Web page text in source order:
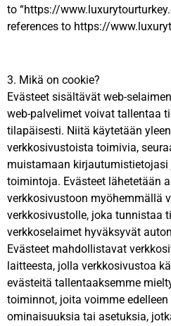
to “https://
references to https://
3. Mikä on cookie?
Evästeet sisältävät web-
web-palvelimet voivat tallentaa
tilapäisesti. Niitä käytetään
verkkosivustoista toimivia,
muistamaan
toimintoja. Evästeet lähetetään
verkkosivustoon myöhemmällä
verkkosivustolle, joka tunnistaa
verkkoselaimet hyväksyvät
Evästeet mahdollistavat
laitteesta, jolla verkkosivustoa
evästeitä tallentaaksemme
toiminnot, joita voimme
ominaisuuksia tai asetuksia,